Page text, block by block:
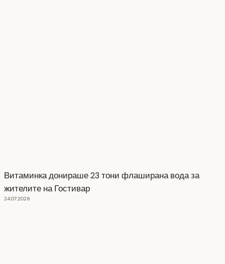
Витаминка донираше 23 тони флаширана вода за
жителите на Гостивар
24.07.2026